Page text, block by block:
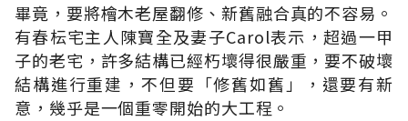
畢竟，要將檜木老屋翻修、新舊融合真的不容易。
有春枟宅主人陳寶全及妻子Carol表示，超過一甲
子的老宅，許多結構已經朽壞得很嚴重，要不破壞
結構進行重建，不但要「修舊如舊」，還要有新
意，幾乎是一個重零開始的大工程。